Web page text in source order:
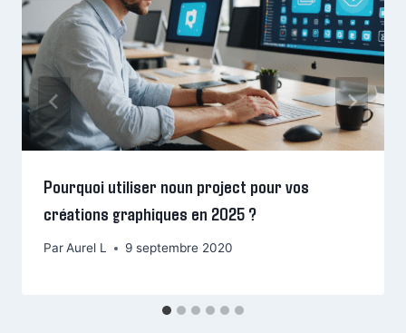
Pourquoi utiliser noun project pour vos
créations graphiques en 2025 ?
ParAurel L 9 septembre 2020